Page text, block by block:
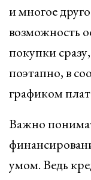
и многое
возможность
покупки
поэтапно, в
графиком
Важно
умом. Ведь